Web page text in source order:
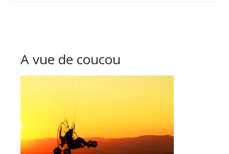
A vue de coucou